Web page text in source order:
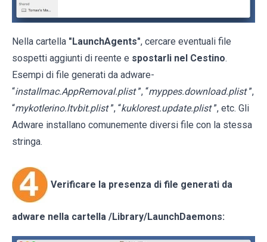
Nella cartella "LaunchAgents", cercare eventuali file
sospetti aggiunti di reente e spostarli nel Cestino.
Esempi di file generati da adware-
“installmac.AppRemoval.plist ”, “myppes.download.plist ”,
“mykotlerino.ltvbit.plist ”, “kuklorest.update.plist ”, etc. Gli
Adware installano comunemente diversi file con la stessa
stringa.
Verificare la presenza di file generati da
adware nella cartella /Library/LaunchDaemons: